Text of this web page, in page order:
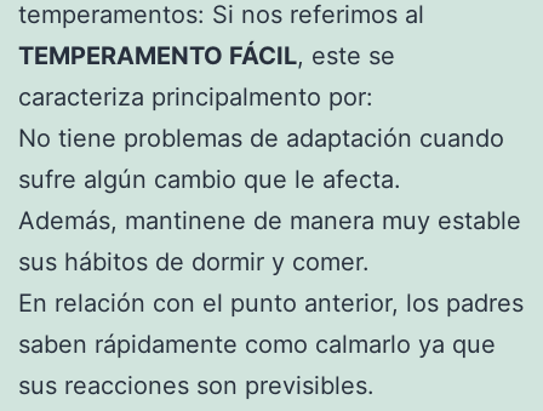
temperamentos: Si nos referimos al
TEMPERAMENTO FÁCIL, este se
caracteriza principalmento por:
No tiene problemas de adaptación cuando
sufre algún cambio que le afecta.
Además, mantinene de manera muy estable
sus hábitos de dormir y comer.
En relación con el punto anterior, los padres
saben rápidamente como calmarlo ya que
sus reacciones son previsibles.